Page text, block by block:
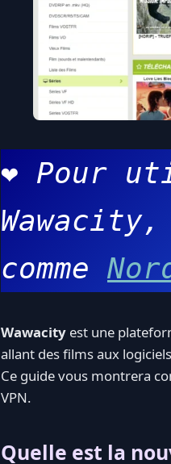
❤️ Pour
comme
Wawacity est une
allant des films aux
Ce guide vous montrera
VPN.
Quelle est la